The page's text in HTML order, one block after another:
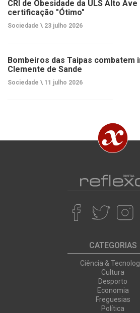
CRI de Obesidade da ULS Alto
certificação "Ótimo"
Sociedade \ 23 julho 2026
Bombeiros das Taipas combatem
Clemente de Sande
Sociedade \ 11 julho 2026
CATEGORIAS
Ciência &
Cultura
Desporto
Economia
Freguesias
Política